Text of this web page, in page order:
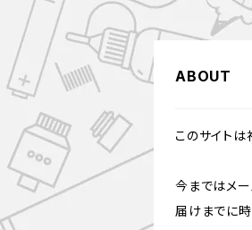
ABOUT
このサイト
今まではメ
届けまでに時